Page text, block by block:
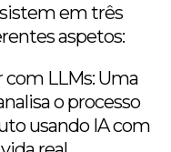
em três
aspetos:
LLMs: Uma
o processo
usando IA com